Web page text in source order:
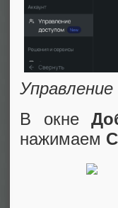
В окне
нажимаем